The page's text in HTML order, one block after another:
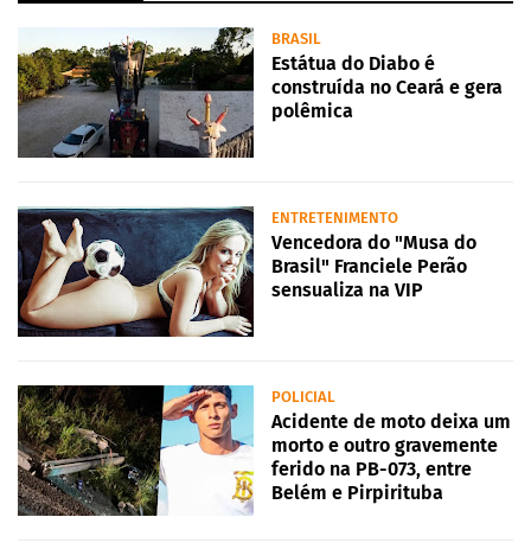
BRASIL
Estátua do Diabo é
construída no Ceará e gera
polêmica
ENTRETENIMENTO
Vencedora do "Musa do
Brasil" Franciele Perão
sensualiza na VIP
POLICIAL
Acidente de moto deixa um
morto e outro gravemente
ferido na PB-073, entre
Belém e Pirpirituba